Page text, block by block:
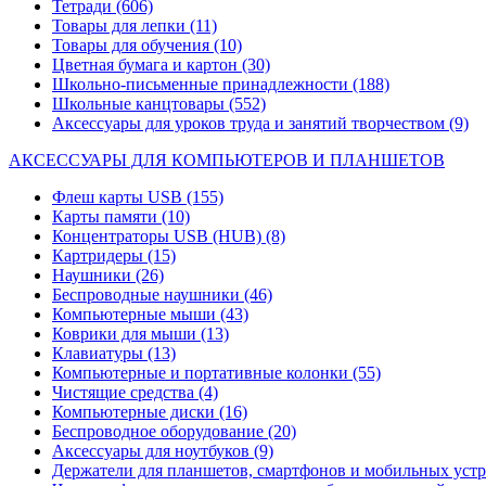
Тетради (606)
Товары для лепки (11)
Товары для обучения (10)
Цветная бумага и картон (30)
Школьно-письменные принадлежности (188)
Школьные канцтовары (552)
Аксессуары для уроков труда и занятий творчеством (9)
АКСЕССУАРЫ ДЛЯ КОМПЬЮТЕРОВ И ПЛАНШЕТОВ
Флеш карты USB (155)
Карты памяти (10)
Концентраторы USB (HUB) (8)
Картридеры (15)
Наушники (26)
Беспроводные наушники (46)
Компьютерные мыши (43)
Коврики для мыши (13)
Клавиатуры (13)
Компьютерные и портативные колонки (55)
Чистящие средства (4)
Компьютерные диски (16)
Беспроводное оборудование (20)
Аксессуары для ноутбуков (9)
Держатели для планшетов, смартфонов и мобильных